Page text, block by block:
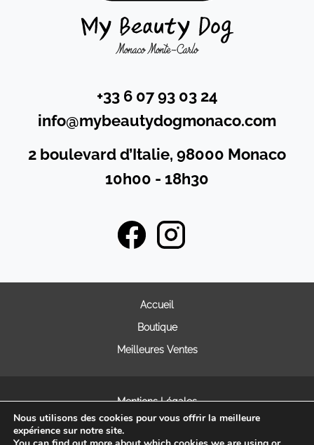
+33 6 07 93 03 24
info@mybeautydogmonaco.com
2 boulevard d’Italie, 98000 Monaco
10h00 - 18h30
Accueil
Boutique
Meilleures Ventes
Mentions Légales
Conditions générales de vente
FAQ
Nous utilisons des cookies pour vous offrir la meilleure
expérience sur notre site.